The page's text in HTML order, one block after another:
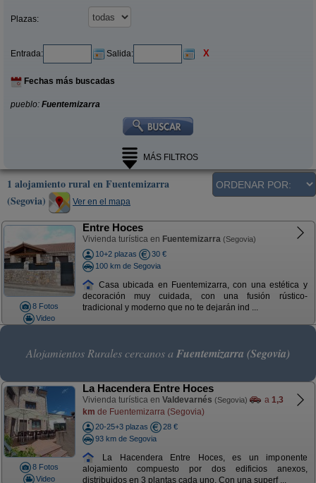
Plazas:
Entrada: Salida: X
Fechas más buscadas
pueblo: Fuentemizarra
MÁS FILTROS
1 alojamiento rural en Fuentemizarra
(Segovia)
Ver en el mapa
8 Fotos
Video
Entre Hoces
Vivienda turística en Fuentemizarra (Segovia)
10+2 plazas
30 €
100 km de Segovia
Casa ubicada en Fuentemizarra, con una estética y
decoración muy cuidada, con una fusión rústico-
tradicional y moderno que no te dejarán ind ...
Alojamientos Rurales cercanos a Fuentemizarra (Segovia)
8 Fotos
Video
La Hacendera Entre Hoces
Vivienda turística en Valdevarnés (Segovia) a 1,3
km de Fuentemizarra (Segovia)
20-25+3 plazas
28 €
93 km de Segovia
La Hacendera Entre Hoces, es un imponente
alojamiento compuesto por dos edificios anexos,
distribuidos en 3 plantas cada uno. Con una superf ...